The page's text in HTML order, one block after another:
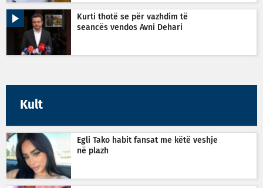
Kurti thotë se për vazhdim të
seancës vendos Avni Dehari
Kult
Egli Tako habit fansat me këtë veshje
në plazh